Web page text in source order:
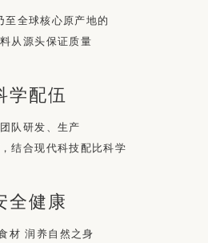
至全球核心原产地的
从源头保证质量
学配伍
队研发、生产
结合现代科技配比科学
全健康
材 润养自然之身